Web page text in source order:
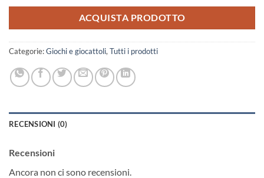
era:
47,41€.
è:
45,60€.
ACQUISTA PRODOTTO
Categorie:Giochi e giocattoli, Tutti i prodotti
RECENSIONI (0)
Recensioni
Ancora non ci sono recensioni.